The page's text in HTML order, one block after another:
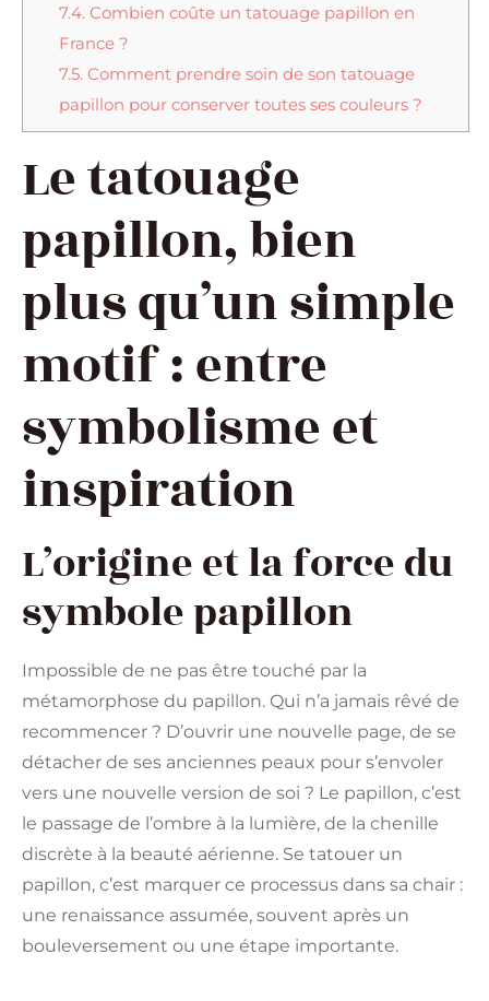
7.4. Combien coûte un tatouage papillon en
France ?
7.5. Comment prendre soin de son tatouage
papillon pour conserver toutes ses couleurs ?
Le tatouage
papillon, bien
plus qu’un simple
motif : entre
symbolisme et
inspiration
L’origine et la force du
symbole papillon
Impossible de ne pas être touché par la
métamorphose du papillon. Qui n’a jamais rêvé de
recommencer ? D’ouvrir une nouvelle page, de se
détacher de ses anciennes peaux pour s’envoler
vers une nouvelle version de soi ? Le papillon, c’est
le passage de l’ombre à la lumière, de la chenille
discrète à la beauté aérienne. Se tatouer un
papillon, c’est marquer ce processus dans sa chair :
une renaissance assumée, souvent après un
bouleversement ou une étape importante.